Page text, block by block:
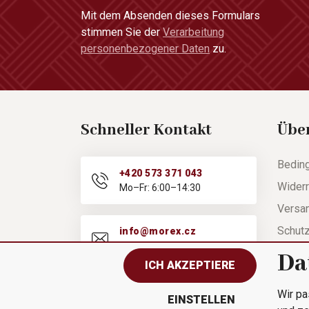
Mit dem Absenden dieses Formulars
stimmen Sie der Verarbeitung
personenbezogener Daten zu.
Schneller Kontakt
+420 573 371 043
Mo–Fr: 6:00–14:30
info@morex.cz
Mo–Fr: 6:00–14:30
Hilfe
ICH AKZEPTIERE
EINSTELLEN
Wir